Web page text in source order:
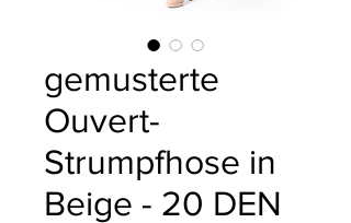
gemusterte
Ouvert-
Strumpfhose in
Beige - 20 DEN